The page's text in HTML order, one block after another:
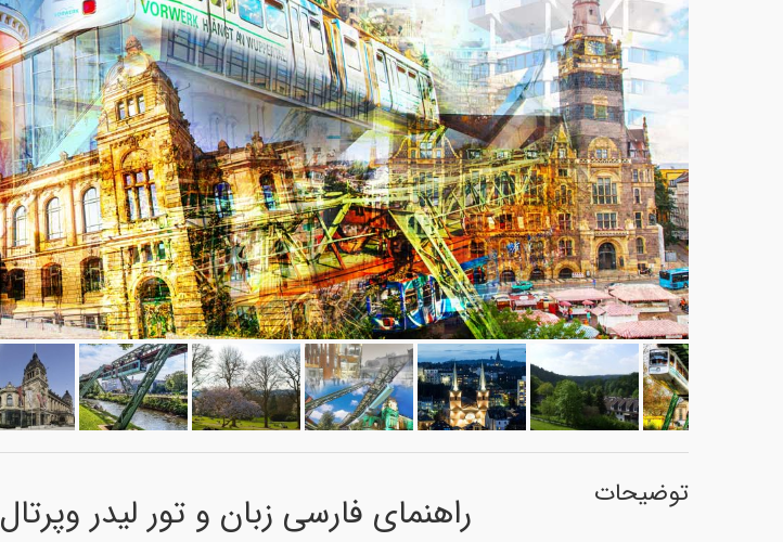
توضیحات راهنمای فارسی زبان و تور لیدر وپرتال